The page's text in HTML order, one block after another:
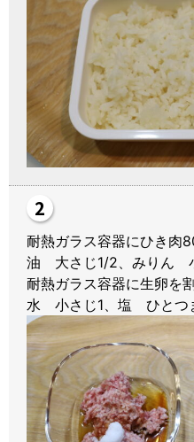
耐熱ガラス容器にひき
油 大さじ1/2、みりん
耐熱ガラス容器に生卵を
水 小さじ1、塩 ひとつ